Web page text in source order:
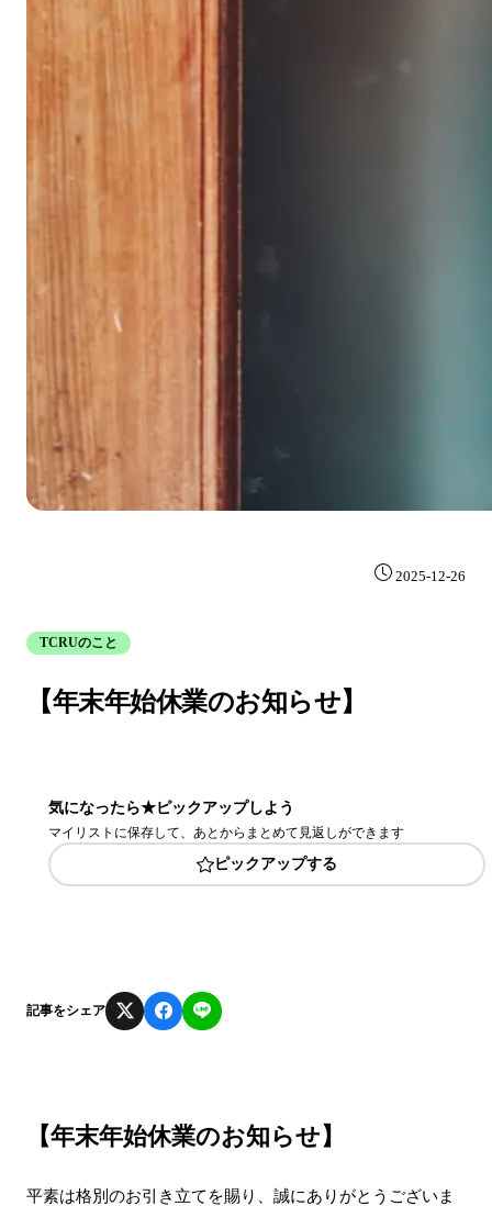
2025-12-26
TCRUのこと
【年末年始休業のお知らせ】
気になったら★ピックアップしよう
マイリストに保存して、あとからまとめて見返しができます
ピックアップする
記事をシェア
【年末年始休業のお知らせ】
平素は格別のお引き立てを賜り、誠にありがとうございま